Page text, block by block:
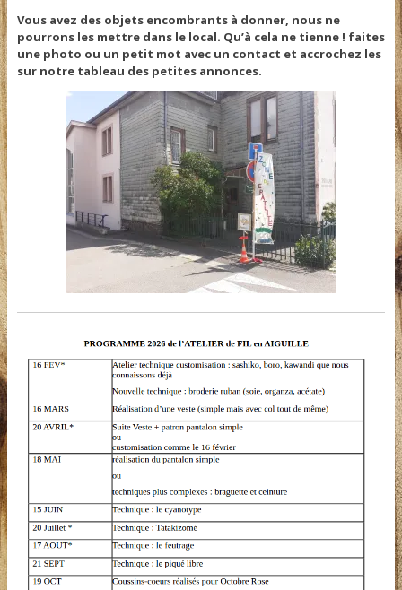
Vous avez des objets encombrants à donner, nous ne
pourrons les mettre dans le local. Qu’à cela ne tienne ! faites
une photo ou un petit mot avec un contact et accrochez les
sur notre tableau des petites annonces.